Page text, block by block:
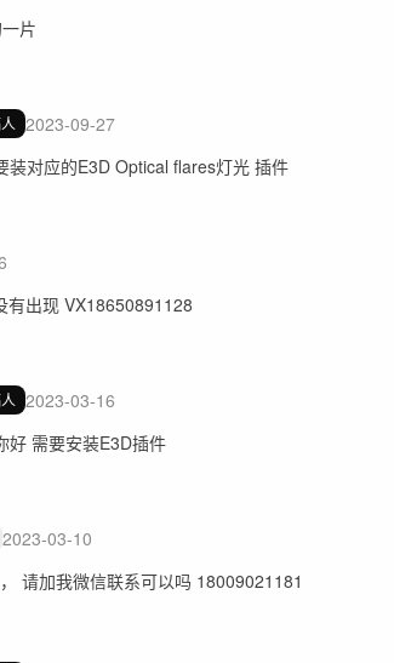
片
2023-09-27
装对应的E3D Optical flares灯光 插件
有出现 VX18650891128
2023-03-16
好 需要安装E3D插件
2023-03-10
请加我微信联系可以吗 18009021181